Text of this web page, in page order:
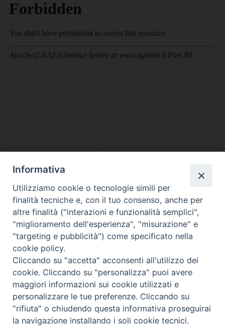
DIOCESI SUBURBICARIA DI ALBANO
Contatti:Tel.: 06.93268401 - Fax.: 06.9323844
E-mail:curia@diocesidialbano.it
Orari: dal Lunedì al Venerdì Ore: 9:00 - 13:00
Lunedì, Mercoledì e Venerdì, Ore 9:30 - 12:30
Diocesi Suburbicaria di Albano
Copyright © 2021
Informativa
Utilizziamo cookie o tecnologie simili per
finalità tecniche e, con il tuo consenso, anche per
altre finalità ("interazioni e funzionalità semplici",
"miglioramento dell'esperienza", "misurazione" e
"targeting e pubblicità") come specificato nella
cookie policy.
Cliccando su "accetta" acconsenti all'utilizzo dei
cookie. Cliccando su "personalizza" puoi avere
maggiori informazioni sui cookie utilizzati e
personalizzare le tue preferenze. Cliccando su
"rifiuta" o chiudendo questa informativa proseguirai
la navigazione installando i soli cookie tecnici.